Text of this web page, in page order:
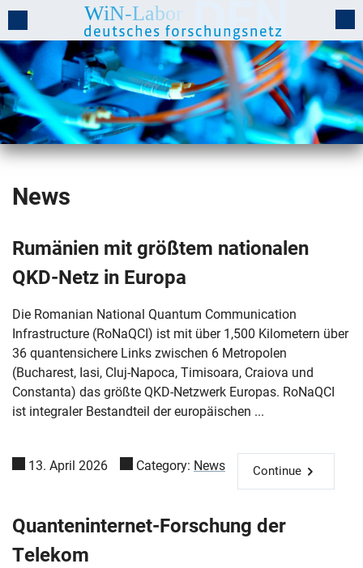
News
Rumänien mit größtem nationalen
QKD-Netz in Europa
Die Romanian National Quantum Communication
Infrastructure (RoNaQCI) ist mit über 1,500 Kilometern über
36 quantensichere Links zwischen 6 Metropolen
(Bucharest, Iasi, Cluj-Napoca, Timisoara, Craiova und
Constanta) das größte QKD-Netzwerk Europas. RoNaQCI
ist integraler Bestandteil der europäischen ...
13. April 2026 Category: News Continue
Quanteninternet-Forschung der
Telekom